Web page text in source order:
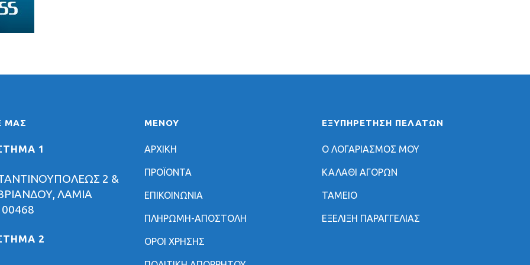
ΜΑΣ
1
2 &
ΛΑΜΙΑ
2
ΜΕΝΟΥ
ΑΡΧΙΚΗ
ΠΡΟΪΟΝΤΑ
ΕΠΙΚΟΙΝΩΝΙΑ
ΠΛΗΡΩΜΗ-ΑΠΟΣΤΟΛΗ
ΟΡΟΙ ΧΡΗΣΗΣ
ΕΞΥΠΗΡΈΤΗΣΗ ΠΕΛΑΤΏΝ
Ο ΛΟΓΑΡΙΑΣΜΟΣ ΜΟΥ
ΚΑΛΑΘΙ ΑΓΟΡΩΝ
ΤΑΜΕΙΟ
ΕΞΕΛΙΞΗ ΠΑΡΑΓΓΕΛΙΑΣ